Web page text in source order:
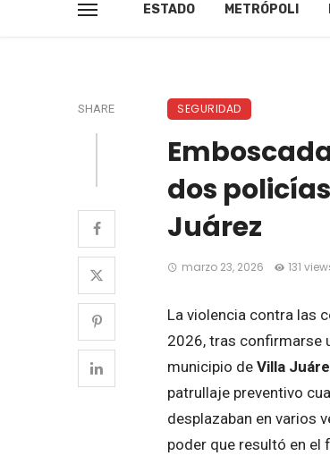
ESTADO METRÓPOLI
SHARE SEGURIDAD
dos
Juárez
marzo 23, 2026 131
La violencia contra las
2026, tras confirmarse
municipio de Villa
patrullaje preventivo
desplazaban en varios
poder que resultó en el